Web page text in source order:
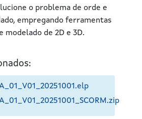
o problema de orde e
empregando ferramentas
modelado de 2D e 3D.